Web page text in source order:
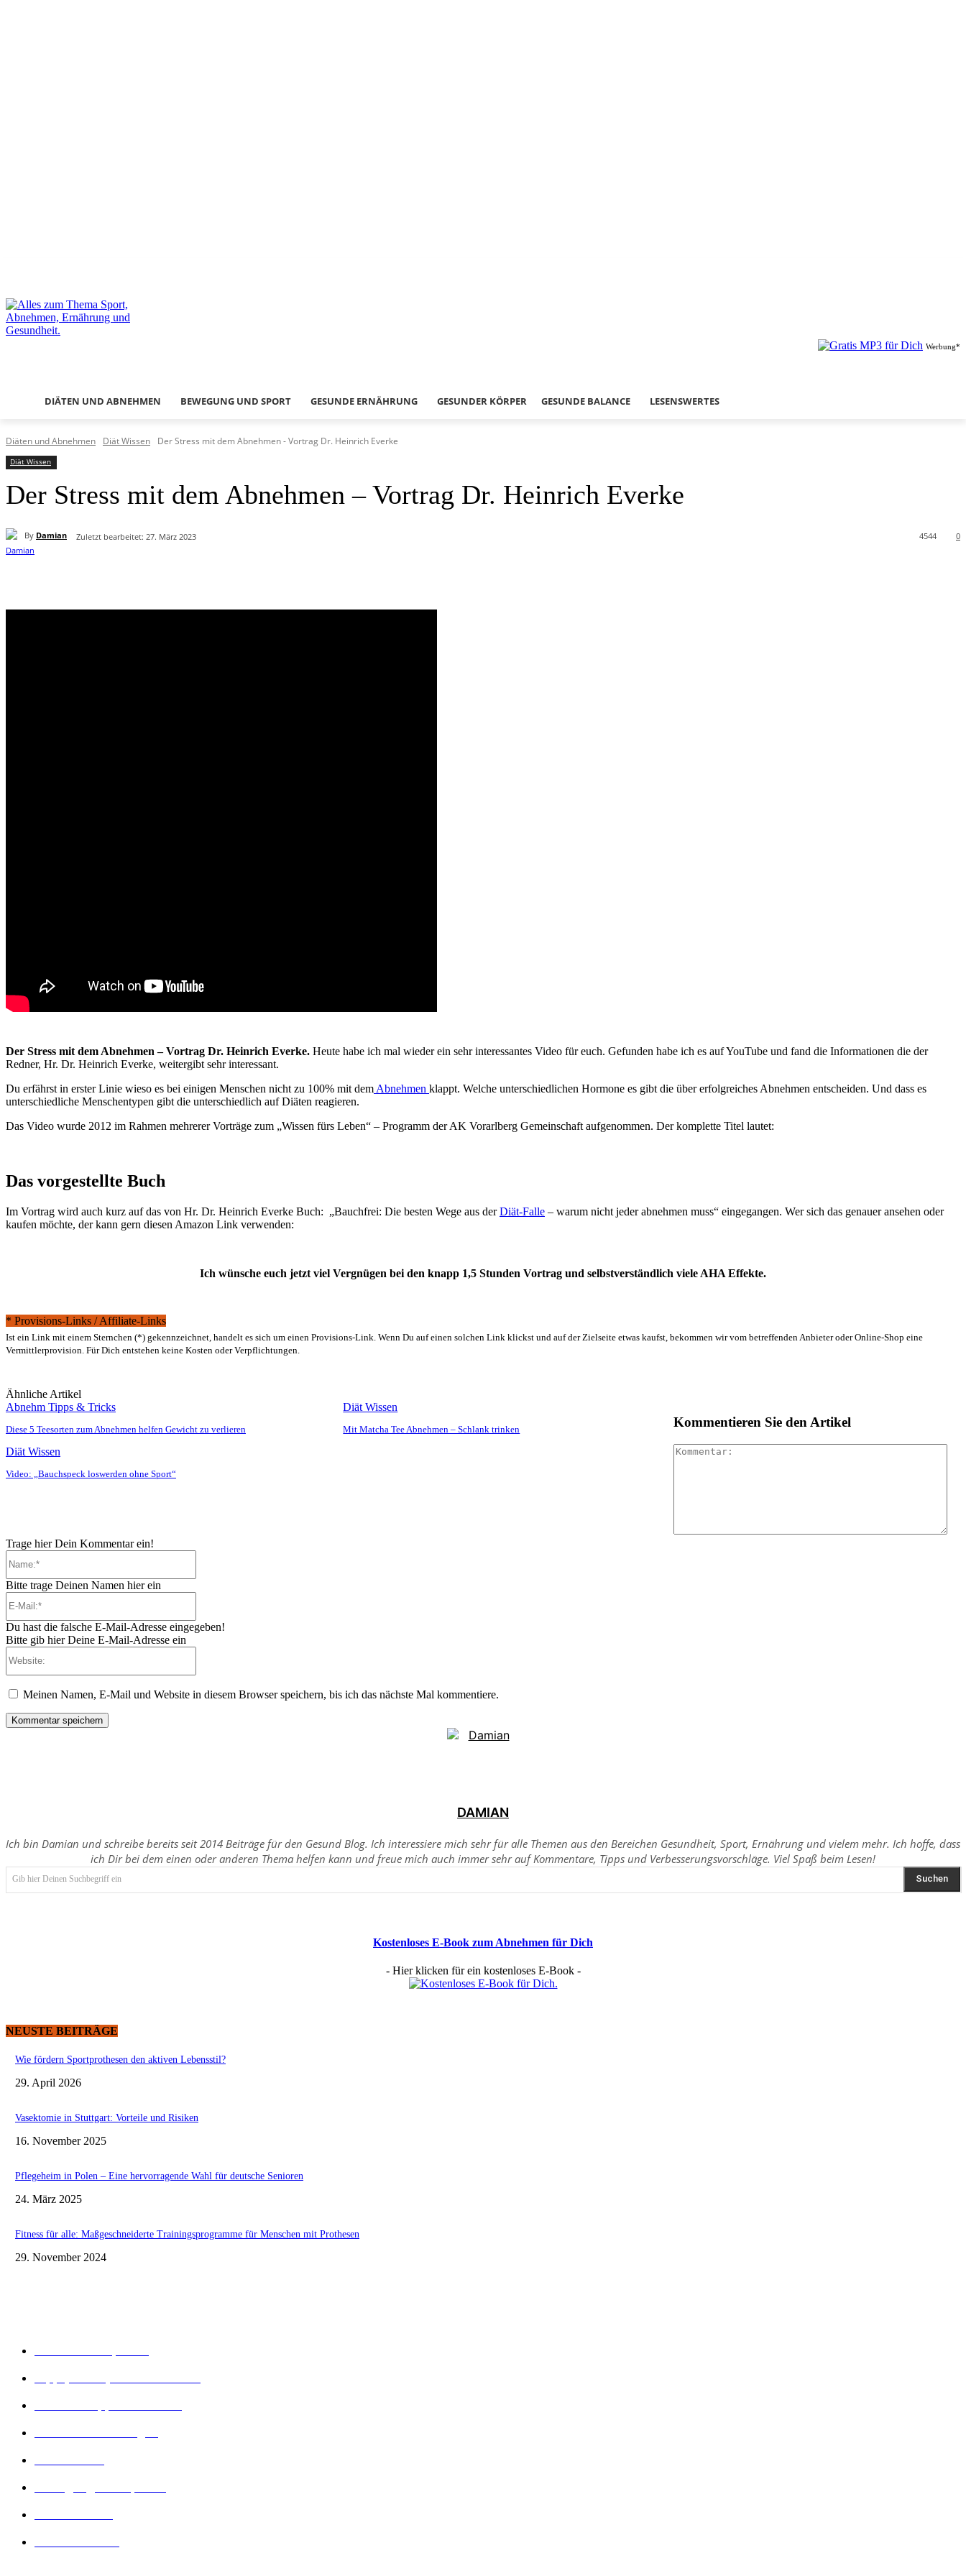
Werbung*
DIÄTEN UND ABNEHMEN BEWEGUNG UND SPORT GESUNDE ERNÄHRUNG GESUNDER KÖRPER GESUNDE BALANCE LESENSWERTES
Diäten und Abnehmen Diät Wissen Der Stress mit dem Abnehmen - Vortrag Dr. Heinrich Everke
Diät Wissen
Der Stress mit dem Abnehmen – Vortrag Dr. Heinrich Everke
By Damian Zuletzt bearbeitet: 27. März 2023 0
4544
Der Stress mit dem Abnehmen – Vortrag Dr. Heinrich Everke. Heute habe ich mal wieder ein sehr interessantes Video für euch. Gefunden habe ich es auf YouTube und fand die Informationen die der
Redner, Hr. Dr. Heinrich Everke, weitergibt sehr interessant.
Du erfährst in erster Linie wieso es bei einigen Menschen nicht zu 100% mit demAbnehmen klappt. Welche unterschiedlichen Hormone es gibt die über erfolgreiches Abnehmen entscheiden. Und dass es
unterschiedliche Menschentypen gibt die unterschiedlich auf Diäten reagieren.
Das Video wurde 2012 im Rahmen mehrerer Vorträge zum „Wissen fürs Leben“ – Programm der AK Vorarlberg Gemeinschaft aufgenommen. Der komplette Titel lautet:
Das vorgestellte Buch
Im Vortrag wird auch kurz auf das von Hr. Dr. Heinrich Everke Buch: „Bauchfrei: Die besten Wege aus derDiät-Falle – warum nicht jeder abnehmen muss“ eingegangen. Wer sich das genauer ansehen oder
kaufen möchte, der kann gern diesen Amazon Link verwenden:
Ich wünsche euch jetzt viel Vergnügen bei den knapp 1,5 Stunden Vortrag und selbstverständlich viele AHA Effekte.
* Provisions-Links / Affiliate-Links
Ist ein Link mit einem Sternchen (*) gekennzeichnet, handelt es sich um einen Provisions-Link. Wenn Du auf einen solchen Link klickst und auf der Zielseite etwas kaufst, bekommen wir vom betreffenden Anbieter oder Online-Shop eine
Vermittlerprovision. Für Dich entstehen keine Kosten oder Verpflichtungen.
Ähnliche Artikel
Abnehm Tipps & Tricks
Diese 5 Teesorten zum Abnehmen helfen Gewicht zu verlieren
Diät Wissen
Mit Matcha Tee Abnehmen – Schlank trinken
Diät Wissen
Video: „Bauchspeck loswerden ohne Sport“
Kommentieren Sie den Artikel
Trage hier Dein Kommentar ein!
Bitte trage Deinen Namen hier ein
Du hast die falsche E-Mail-Adresse eingegeben!
Bitte gib hier Deine E-Mail-Adresse ein
Meinen Namen, E-Mail und Website in diesem Browser speichern, bis ich das nächste Mal kommentiere.
DAMIAN
Ich bin Damian und schreibe bereits seit 2014 Beiträge für den Gesund Blog. Ich interessiere mich sehr für alle Themen aus den Bereichen Gesundheit, Sport, Ernährung und vielem mehr. Ich hoffe, dass
ich Dir bei dem einen oder anderen Thema helfen kann und freue mich auch immer sehr auf Kommentare, Tipps und Verbesserungsvorschläge. Viel Spaß beim Lesen!
Gib hier Deinen Suchbegriff ein Suchen
Kostenloses E-Book zum Abnehmen für Dich
- Hier klicken für ein kostenloses E-Book -
NEUSTE BEITRÄGE
Wie fördern Sportprothesen den aktiven Lebensstil?
29. April 2026
Vasektomie in Stuttgart: Vorteile und Risiken
16. November 2025
Pflegeheim in Polen – Eine hervorragende Wahl für deutsche Senioren
24. März 2025
Fitness für alle: Maßgeschneiderte Trainingsprogramme für Menschen mit Prothesen
29. November 2024